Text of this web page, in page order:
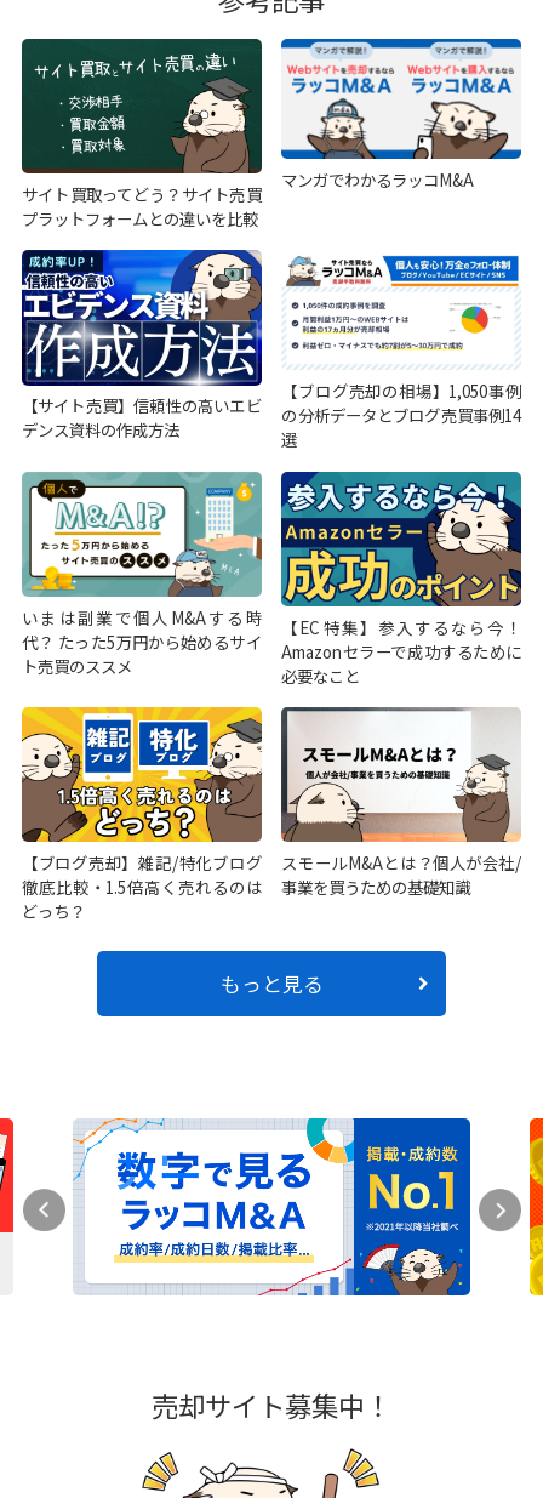
サイト買取ってどう？サイト売買
プラットフォームとの違いを比較
マンガでわかるラッコM&A
【サイト売買】信頼性の高いエビ
デンス資料の作成方法
【ブログ売却の相場】1,050事例
の分析データとブログ売買事例14
選
いまは副業で個人M&Aする時
代？ たった5万円から始めるサイ
ト売買のススメ
【EC特集】参入するなら今！
Amazonセラーで成功するために
必要なこと
【ブログ売却】雑記/特化ブログ
徹底比較・1.5倍高く売れるのは
どっち？
スモールM&Aとは？個人が会社/
事業を買うための基礎知識
もっと見る
売却サイト募集中！